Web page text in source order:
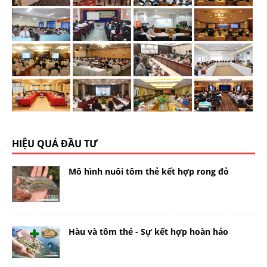
HIỆU QUẢ ĐẦU TƯ
Mô hình nuôi tôm thẻ kết hợp rong đỏ
Hàu và tôm thẻ - Sự kết hợp hoàn hảo